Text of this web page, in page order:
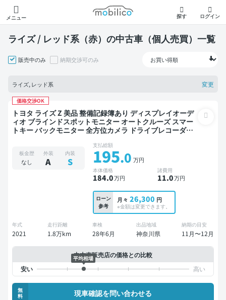
メニュー
モビリコ
探す ログイン
ライズ / レッド系（赤）の中古車（個人売買）一覧
販売中のみ 納期交渉可のみ
ライズ, レッド系 変更
価格交渉OK
トヨタ ライズ Z 美品 整備記録簿あり ディスプレイオーデ
ィオ ブラインドスポットモニター オートクルーズ スマー
トキー バックモニター 全方位カメラ ドライブレコーダー
板金歴
なし
外装
A
内装
S
支払総額
195.0 万円
本体価格
184.0万円
諸費用
11.0万円
ローン
参考
月々 26,300 円
※金額は変更できます。
年式
2021
走行距離
1.8万km
車検
28年6月
出品地域
神奈川県
納期の目安
11月〜12月
中古車販売店の価格との比較
平均相場
無
料
現車確認を問い合わせる